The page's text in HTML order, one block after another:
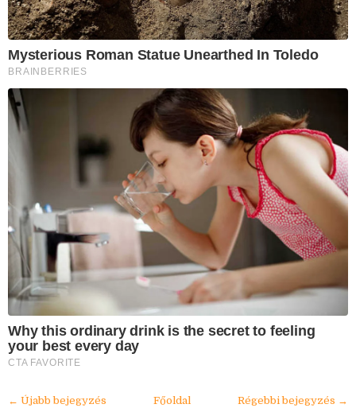
Mysterious Roman Statue Unearthed In Toledo
BRAINBERRIES
Why this ordinary drink is the secret to feeling
your best every day
CTA FAVORITE
← Újabb bejegyzés Régebbi bejegyzés →
Főoldal